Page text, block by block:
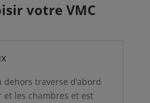
votre VMC
dehors traverse d’abord
et les chambres et est